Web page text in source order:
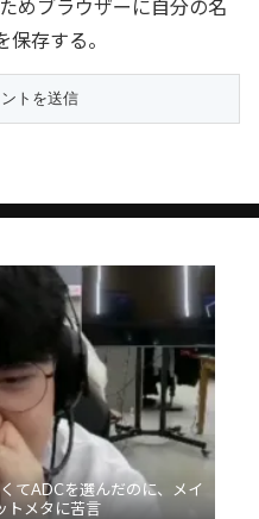
めブラウザーに自分の名
存する。
てADCを選んだのに、メイ
トメタに苦言